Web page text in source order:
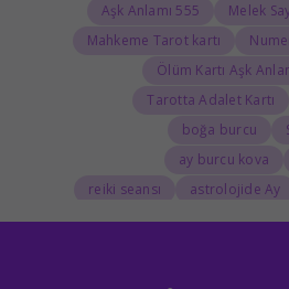
555 Aşk Anlamı
Mahkeme Tarot kartı
Ölüm Kartı Aşk
Tarotta Adalet Kartı
boğa burcu
ay burcu kova
astrolojide Ay
reiki seansı
Doğum
Tarolog